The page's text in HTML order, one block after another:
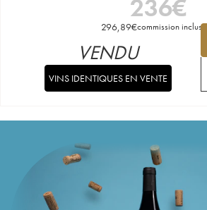
236€
296,89€commission incluse
VENDU
VINS IDENTIQUES EN VENTE